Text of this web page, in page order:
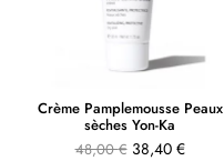
Crème Pamplemousse Peaux
sèches Yon-Ka
48,00€ 38,40 €